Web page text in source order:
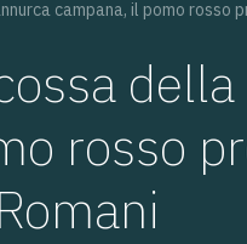
campana, il pomo rosso
rosso
Romani